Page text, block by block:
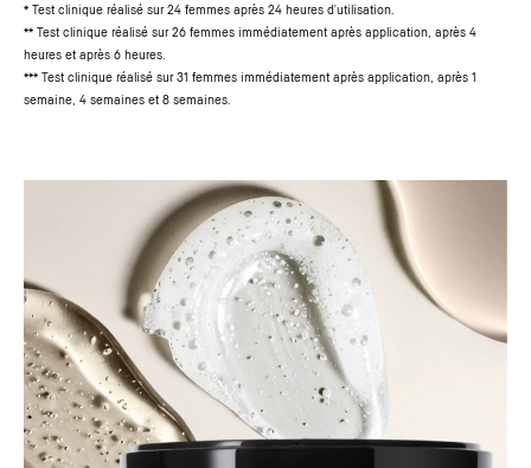
* Test clinique réalisé sur 24 femmes après 24 heures d'utilisation.
** Test clinique réalisé sur 26 femmes immédiatement après application, après 4
heures et après 6 heures.
*** Test clinique réalisé sur 31 femmes immédiatement après application, après 1
semaine, 4 semaines et 8 semaines.